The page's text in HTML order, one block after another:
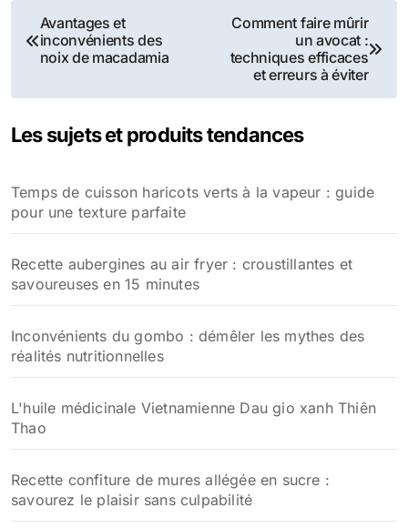
Navigation
de
l’article
Avantages et
inconvénients des
noix de macadamia
Comment faire mûrir
un avocat :
techniques efficaces
et erreurs à éviter
Les sujets et produits tendances
Temps de cuisson haricots verts à la vapeur : guide
pour une texture parfaite
Recette aubergines au air fryer : croustillantes et
savoureuses en 15 minutes
Inconvénients du gombo : démêler les mythes des
réalités nutritionnelles
L'huile médicinale Vietnamienne Dau gio xanh Thiên
Thao
Recette confiture de mures allégée en sucre :
savourez le plaisir sans culpabilité